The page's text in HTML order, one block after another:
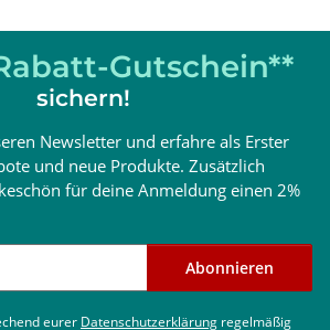
Gutschein**
sichern!
Newsletter und erfahre als Erster
und neue Produkte. Zusätzlich
für deine Anmeldung einen 2%
Abonnieren
eurer Datenschutzerklärung regelmäßig